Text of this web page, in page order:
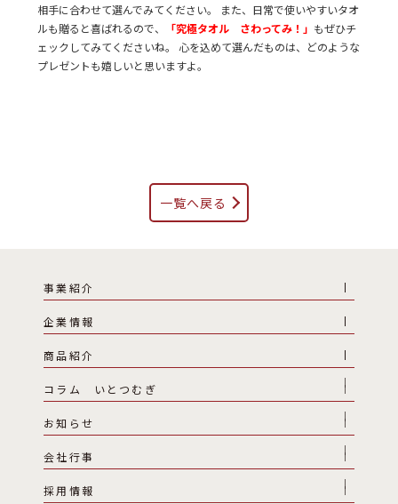
相手に合わせて選んでみてください。 また、日常で使いやすいタオ
ルも贈ると喜ばれるので、
「究極タオル さわってみ！」 もぜひチ
ェックしてみてくださいね。 心を込めて選んだものは、どのような
プレゼントも嬉しいと思いますよ。
一覧へ戻る
事業紹介
企業情報
商品紹介
コラム いとつむぎ
お知らせ
会社行事
採用情報